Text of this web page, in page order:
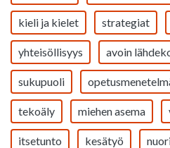
kieli ja kielet strategiat
yhteisöllisyys avoin
sukupuoli
tekoäly miehen asema
itsetunto kesätyö